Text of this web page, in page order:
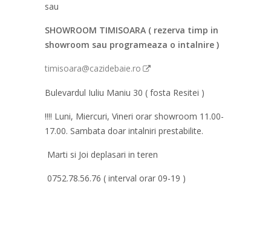
sau
SHOWROOM TIMISOARA ( rezerva timp in
showroom sau programeaza o intalnire )
timisoara@cazidebaie.ro
Bulevardul Iuliu Maniu 30 ( fosta Resitei )
!!!! Luni, Miercuri, Vineri orar showroom 11.00-
17.00. Sambata doar intalniri prestabilite.
Marti si Joi deplasari in teren
0752.78.56.76 ( interval orar 09-19 )